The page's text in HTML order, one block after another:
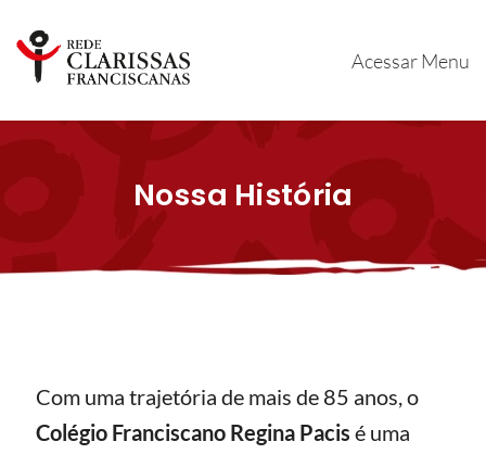
Acessar Menu
Nossa História
Com uma trajetória de mais de 85 anos, o
Colégio Franciscano Regina Pacis é uma